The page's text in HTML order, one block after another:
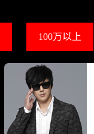
100万以上